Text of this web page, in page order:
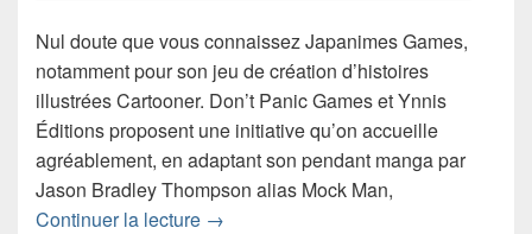
Nul doute que vous connaissez Japanimes Games,
notamment pour son jeu de création d’histoires
illustrées Cartooner. Don’t Panic Games et Ynnis
Éditions proposent une initiative qu’on accueille
agréablement, en adaptant son pendant manga par
Jason Bradley Thompson alias Mock Man,
Continuer la lecture Chronique jeu de société Devenez
→